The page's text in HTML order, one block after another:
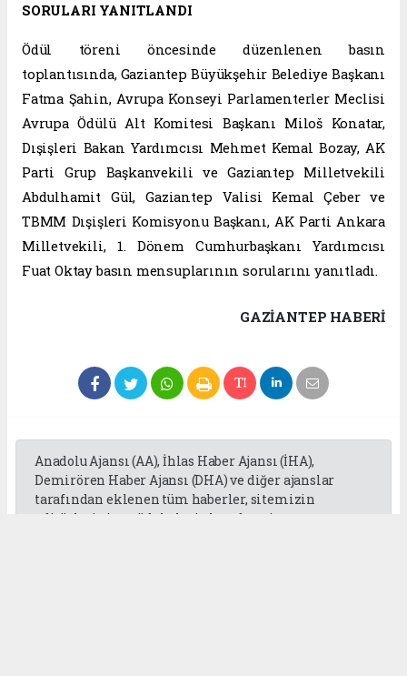
SORULARI YANITLANDI
Ödül töreni öncesinde düzenlenen basın
toplantısında, Gaziantep Büyükşehir Belediye Başkanı
Fatma Şahin, Avrupa Konseyi Parlamenterler Meclisi
Avrupa Ödülü Alt Komitesi Başkanı Miloš Konatar,
Dışişleri Bakan Yardımcısı Mehmet Kemal Bozay, AK
Parti Grup Başkanvekili ve Gaziantep Milletvekili
Abdulhamit Gül, Gaziantep Valisi Kemal Çeber ve
TBMM Dışişleri Komisyonu Başkanı, AK Parti Ankara
Milletvekili, 1. Dönem Cumhurbaşkanı Yardımcısı
Fuat Oktay basın mensuplarının sorularını yanıtladı.
GAZIANTEP HABERİ
Anadolu Ajansı (AA), İhlas Haber Ajansı (İHA),
Demirören Haber Ajansı (DHA) ve diğer ajanslar
tarafından eklenen tüm haberler, sitemizin
editörlerinin müdahalesi olmadan ajans